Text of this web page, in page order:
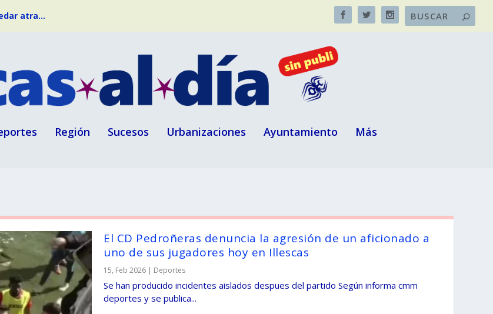
atra...
Región Sucesos Urbanizaciones Ayuntamiento Más
El CD Pedroñeras denuncia la agresión de un aficionado a
uno de sus jugadores hoy en Illescas
15, Feb 2026 | Deportes
Se han producido incidentes aislados despues del partido Según informa cmm
deportes y se publica...